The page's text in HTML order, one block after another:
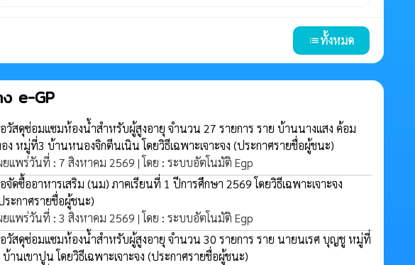
listทั้งหมด
ง e-GP
วัสดุซ่อมแซมห้องน้ำสำหรับผู้สูงอายุ จำนวน 27 รายการ ราย บ้านนางแสง ค้อม
ง หมู่ที่3 บ้านหนองจิกตีนเนิน โดยวิธีเฉพาะเจาะจง (ประกาศรายชื่อผู้ชนะ)
ยแพร่วันที่ : 7 สิงหาคม 2569 | โดย : ระบบอัตโนมัติ Egp
จัดซื้ออาหารเสริม (นม) ภาคเรียนที่ 1 ปีการศึกษา 2569 โดยวิธีเฉพาะเจาะจง
ระกาศรายชื่อผู้ชนะ)
ยแพร่วันที่ : 3 สิงหาคม 2569 | โดย : ระบบอัตโนมัติ Egp
วัสดุซ่อมแซมห้องน้ำสำหรับผู้สูงอายุ จำนวน 30 รายการ ราย นายนเรศ บุญชู หมู่ที่
านเขาปูน โดยวิธีเฉพาะเจาะจง (ประกาศรายชื่อผู้ชนะ)